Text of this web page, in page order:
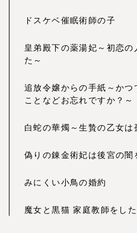
ドスケベ催眠術師の子
皇弟殿下の薬湯妃～初恋
た～
追放令嬢からの手紙～か
ことなどお忘れですか？～
白蛇の華燭～生贄の乙女は
偽りの錬金術妃は後宮の闇
みにくい小鳥の婚約
魔女と黒猫 家庭教師をし